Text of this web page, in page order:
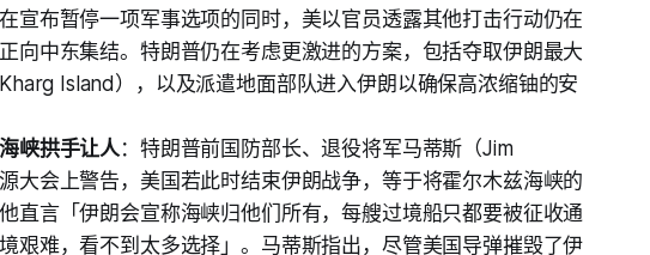
宣布暂停一项军事选项的同时，美以官员透露其他打击行动仍在
向中东集结。特朗普仍在考虑更激进的方案，包括夺取伊朗最大
Island），以及派遣地面部队进入伊朗以确保高浓缩铀的安
峡拱手让人：特朗普前国防部长、退役将军马蒂斯（Jim
大会上警告，美国若此时结束伊朗战争，等于将霍尔木兹海峡的
直言「伊朗会宣称海峡归他们所有，每艘过境船只都要被征收通
艰难，看不到太多选择」。马蒂斯指出，尽管美国导弹摧毁了伊